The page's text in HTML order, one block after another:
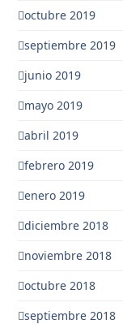
octubre 2019
septiembre 2019
junio 2019
mayo 2019
abril 2019
febrero 2019
enero 2019
diciembre 2018
noviembre 2018
octubre 2018
septiembre 2018